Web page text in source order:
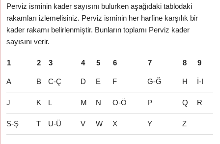
Perviz isminin kader sayısını bulurken aşağıdaki tablodaki
rakamları izlemelisiniz. Perviz isminin her harfine karşılık bir
kader rakamı belirlenmiştir. Bunların toplamı Perviz kader
sayısını verir.
1 2 3 4 5 6 7 8 9
A B C-Ç D E F G-Ğ H İ-I
J K L M N O-Ö P Q R
S-Ş T U-Ü V W X Y Z